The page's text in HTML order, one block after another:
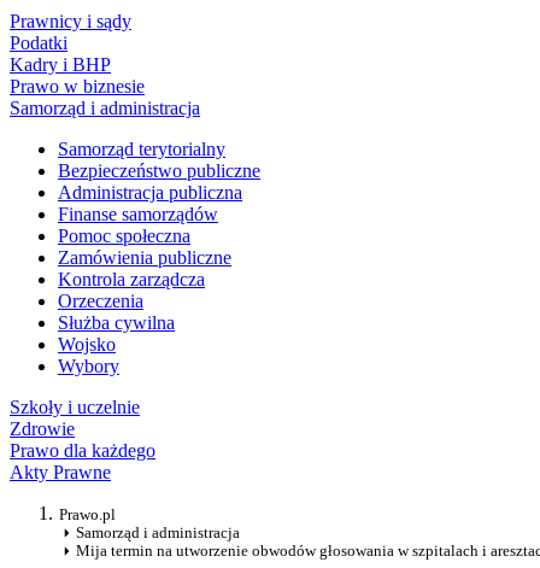
Prawnicy i sądy
Podatki
Kadry i BHP
Prawo w biznesie
Samorząd i administracja
Samorząd terytorialny
Bezpieczeństwo publiczne
Administracja publiczna
Finanse samorządów
Pomoc społeczna
Zamówienia publiczne
Kontrola zarządcza
Orzeczenia
Służba cywilna
Wojsko
Wybory
Szkoły i uczelnie
Zdrowie
Prawo dla każdego
Akty Prawne
Prawo.pl
Samorząd i administracja
Mija termin na utworzenie obwodów głosowania w szpitalach i